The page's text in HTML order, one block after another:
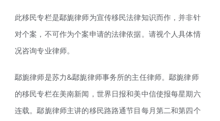
此移民专栏是鄢旎律师为宣传移民法律知识而作，并非针
对个案，不可作为个案申请的法律依据。请视个人具体情
况咨询专业律师。
鄢旎律师是苏力&鄢旎律师事务所的主任律师。鄢旎律师
的移民专栏在美南新闻，世界日报和美中信使报每星期六
连载。鄢旎律师主讲的移民路路通节目每月第二和第四个